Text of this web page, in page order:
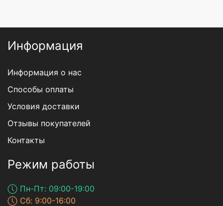
Информация
Информация о нас
Способы оплаты
Условия доставки
Отзывы покупателей
Контакты
Режим работы
Пн-Пт: 09:00-19:00
Сб: 9:00-16:00